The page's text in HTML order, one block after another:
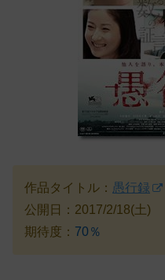
作品タイトル： 愚行録
公開日：2017/2/18(土)
期待度： 70％